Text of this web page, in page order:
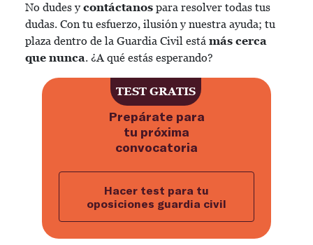
No dudes y contáctanos para resolver todas tus
dudas. Con tu esfuerzo, ilusión y nuestra ayuda; tu
plaza dentro de la Guardia Civil está más cerca
que nunca. ¿A qué estás esperando?
Prepárate para
tu próxima
convocatoria
Hacer test para tu
oposiciones guardia civil
TEST GRATIS